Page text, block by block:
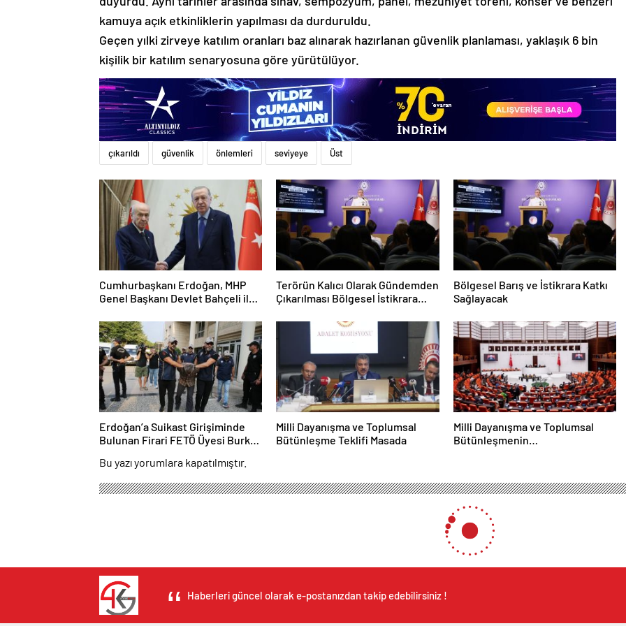
kamuya açık etkinliklerin yapılması da durduruldu.
Geçen yılki zirveye katılım oranları baz alınarak hazırlanan güvenlik planlaması, yaklaşık 6 bin
kişilik bir katılım senaryosuna göre yürütülüyor.
çıkarıldı güvenlik önlemleri seviyeye Üst
Cumhurbaşkanı Erdoğan, MHP
Genel Başkanı Devlet Bahçeli ile
Terörün Kalıcı Olarak Gündemden
Çıkarılması Bölgesel İstikrara
Bölgesel Barış ve İstikrara Katkı
Sağlayacak
Erdoğan’a Suikast Girişiminde
Bulunan Firari FETÖ Üyesi Burkay
Milli Dayanışma ve Toplumsal
Bütünleşme Teklifi Masada
Milli Dayanışma ve Toplumsal
Bütünleşmenin
Bu yazı yorumlara kapatılmıştır.
Haberleri güncel olarak e-postanızdan takip edebilirsiniz !